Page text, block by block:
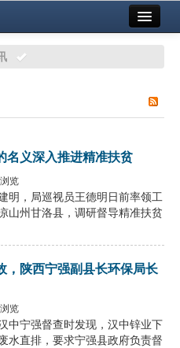
名义深入推进精准扶贫
览
明，局巡视员王德明日前率领工
州甘洛县，调研督导精准扶贫
，陕西宁强副县长环保局长
览
中宁强督查时发现，汉中锌业下
水直排，要求宁强县政府负责督